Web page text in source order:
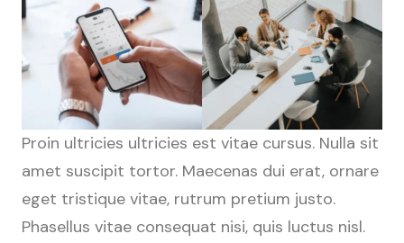
Proin ultricies ultricies est vitae cursus. Nulla sit
amet suscipit tortor. Maecenas dui erat, ornare
eget tristique vitae, rutrum pretium justo.
Phasellus vitae consequat nisi, quis luctus nisl.